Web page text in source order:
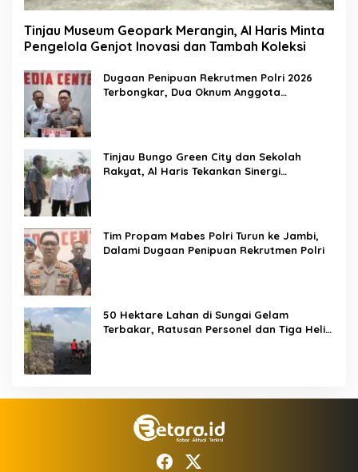
Tinjau Museum Geopark Merangin, Al Haris Minta
Pengelola Genjot Inovasi dan Tambah Koleksi
Dugaan Penipuan Rekrutmen Polri 2026
Terbongkar, Dua Oknum Anggota
Tinjau Bungo Green City dan Sekolah
Rakyat, Al Haris Tekankan Sinergi
Tim Propam Mabes Polri Turun ke Jambi,
Dalami Dugaan Penipuan Rekrutmen Polri
50 Hektare Lahan di Sungai Gelam
Terbakar, Ratusan Personel dan Tiga Heli